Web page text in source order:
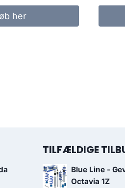
her
TILFÆLDIGE
Blue Line -
Octavia 1Z